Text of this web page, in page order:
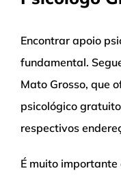
Encontrar apoio
fundamental.
Mato Grosso, que
psicológico
respectivos
É muito